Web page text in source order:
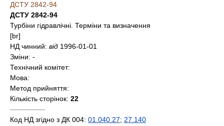
ДСТУ 2842-94
ДСТУ 2842-94
Турбіни гідравлічні. Терміни та визначення
[br]
НД чинний: від 1996-01-01
Зміни: -
Технічний комітет:
Мова:
Метод прийняття:
Кількість сторінок: 22
—————
Код НД згідно з ДК 004: 01.040.27; 27.140